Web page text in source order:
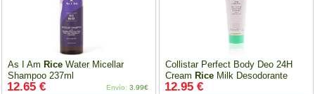
As I Am Rice Water Micellar
Shampoo 237ml
12.65 € Envío: 3.99€
Collistar Perfect Body Deo 24H
Cream Rice Milk Desodorante
crema 75 ml
12.95 €